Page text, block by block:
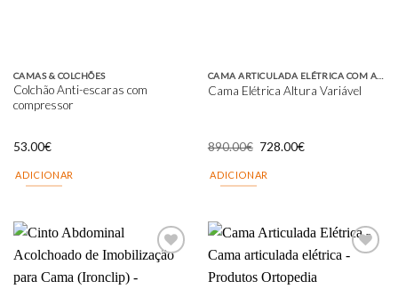
CAMAS & COLCHÕES
Colchão Anti-escaras com
compressor
53.00€
ADICIONAR
Cama Elétrica Altura Variável
890.00€ O
original
era:
728.00€O
ADICIONAR